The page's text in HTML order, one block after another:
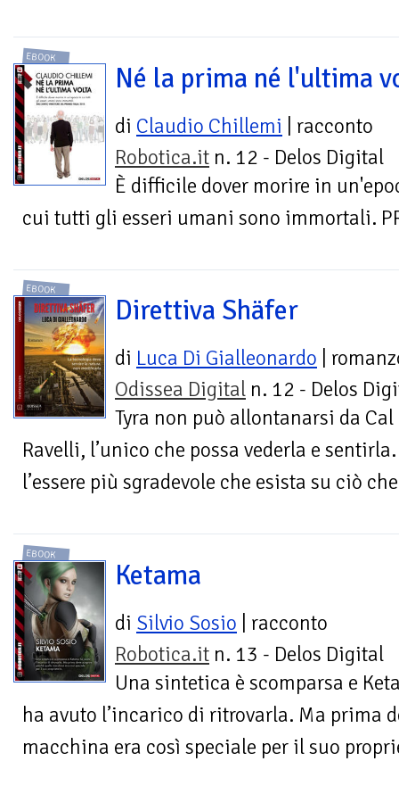
EBOOK
Né la prima né l'ultima
di Claudio Chillemi | racconto
Robotica.it n. 12 - Delos Digital
È difficile dover morire in
cui tutti gli esseri umani sono immortali.
EBOOK
Direttiva Shäfer
di Luca Di Gialleonardo |
Odissea Digital n. 12 - Delos
Tyra non può allontanarsi da Cal
Ravelli, l’unico che possa vederla e
l’essere più sgradevole che esista su ciò
EBOOK
Ketama
di Silvio Sosio | racconto
Robotica.it n. 13 - Delos Digital
Una sintetica è scomparsa e
ha avuto l’incarico di ritrovarla. Ma prima
macchina era così speciale per il suo